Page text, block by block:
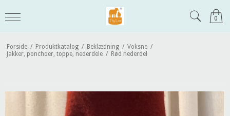
0
Forside / Produktkatalog / Beklædning / Voksne /
Jakker, ponchoer, toppe, nederdele / Rød nederdel